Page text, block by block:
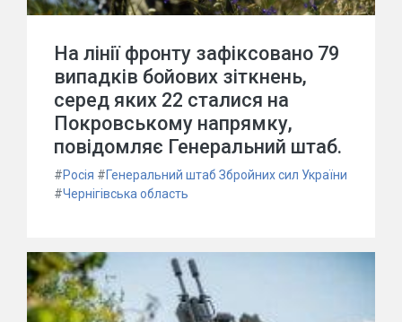
На лінії фронту зафіксовано 79
випадків бойових зіткнень,
серед яких 22 сталися на
Покровському напрямку,
повідомляє Генеральний штаб.
#Росія #Генеральний штаб Збройних сил України
#Чернігівська область